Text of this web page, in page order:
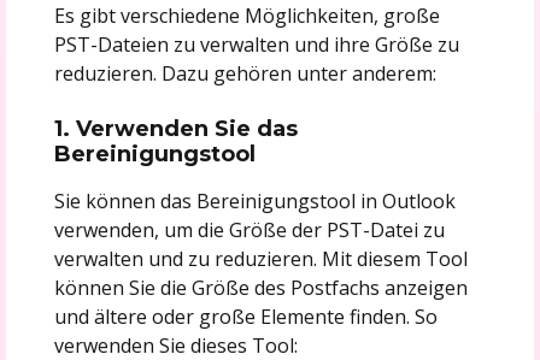
Es gibt verschiedene Möglichkeiten, große
PST-Dateien zu verwalten und ihre Größe zu
reduzieren. Dazu gehören unter anderem:
1. Verwenden Sie das
Bereinigungstool
Sie können das Bereinigungstool in Outlook
verwenden, um die Größe der PST-Datei zu
verwalten und zu reduzieren. Mit diesem Tool
können Sie die Größe des Postfachs anzeigen
und ältere oder große Elemente finden. So
verwenden Sie dieses Tool: